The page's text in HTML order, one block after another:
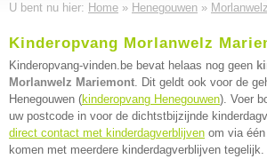
U bent nu hier: Home » Henegouwen »
Kinderopvang Morlanwelz
Kinderopvang-vinden.be bevat helaas nog geen
Morlanwelz Mariemont. Dit geldt ook voor de
Henegouwen (kinderopvang Henegouwen). Voer
uw postcode in voor de dichtstbijzijnde
direct contact met kinderdagverblijven om via
komen met meerdere kinderdagverblijven